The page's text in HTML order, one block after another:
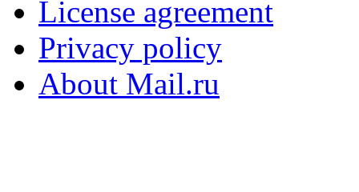
License agreement
Privacy policy
About Mail.ru